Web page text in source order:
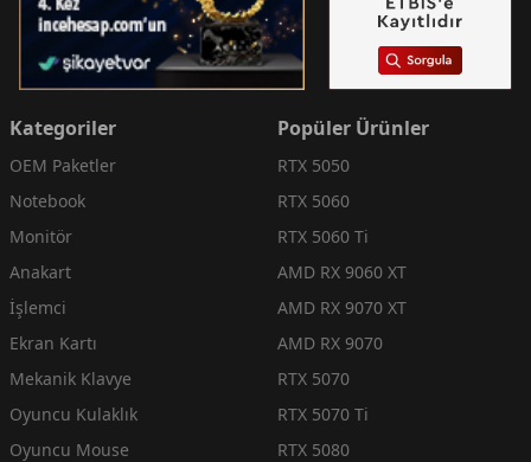
Kategoriler
OEM Paketler
Notebook
Monitör
Anakart
İşlemci
Ekran Kartı
Mekanik Klavye
Oyuncu Kulaklık
Oyuncu Mouse
Popüler Ürünler
RTX 5050
RTX 5060
RTX 5060 Ti
AMD RX 9060 XT
AMD RX 9070 XT
AMD RX 9070
RTX 5070
RTX 5070 Ti
RTX 5080